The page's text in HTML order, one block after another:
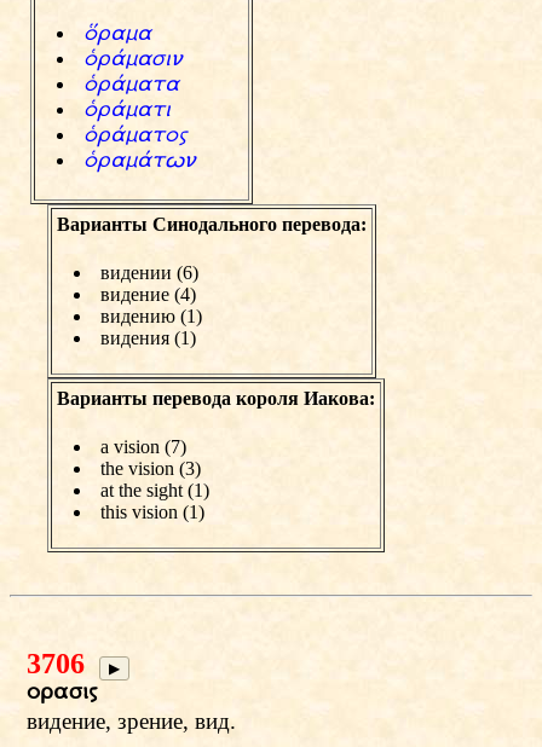
чrama
хr‹masin
хr‹mata
хr‹mati
хr‹matow
хram‹tvn
Варианты Синодального перевода:
видении (6)
видение (4)
видению (1)
видения (1)
Варианты перевода короля Иакова:
a vision (7)
the vision (3)
at the sight (1)
this vision (1)
3706 ▶
orasiw
видение, зрение, вид.